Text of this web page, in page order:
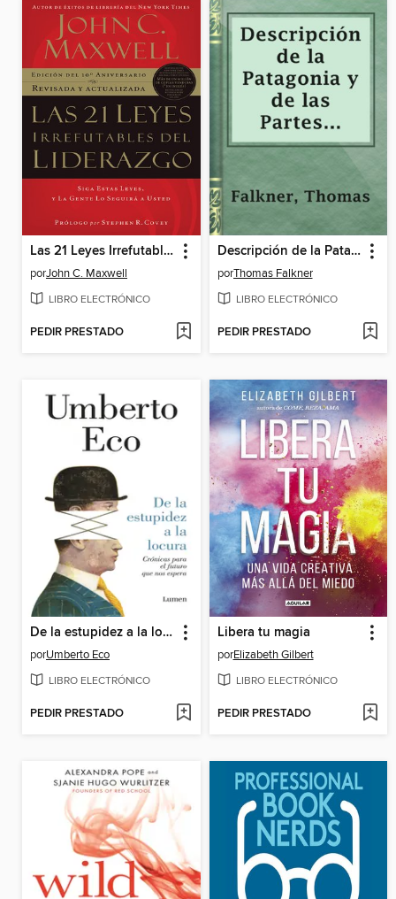
Las 21 Leyes Irrefutables del liderazgo
porJohn C. Maxwell
LIBRO ELECTRÓNICO
PEDIR PRESTADO
Descripción de la Patagonia y de las Partes Adyacentes de la América Meridional
porThomas Falkner
LIBRO ELECTRÓNICO
PEDIR PRESTADO
De la estupidez a la locura
porUmberto Eco
LIBRO ELECTRÓNICO
PEDIR PRESTADO
Libera tu magia
porElizabeth Gilbert
LIBRO ELECTRÓNICO
PEDIR PRESTADO